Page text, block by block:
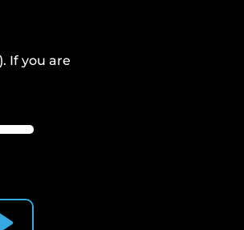
If you are